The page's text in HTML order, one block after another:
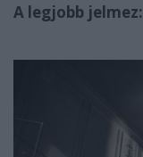
A legjobb jelmez: